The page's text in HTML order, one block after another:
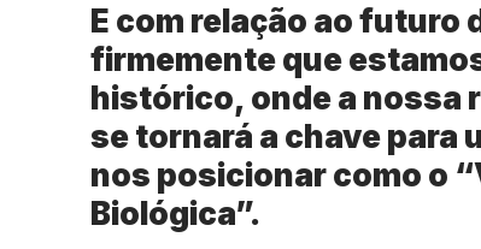
E com relação ao
firmemente que
histórico, onde a nossa
se tornará a chave para
nos posicionar como o
Biológica”.